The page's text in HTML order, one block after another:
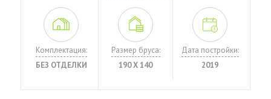
Комплектация:
БЕЗ ОТДЕЛКИ
Размер бруса:
190 Х 140
Дата постройки:
2019